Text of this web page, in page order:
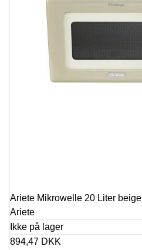
Ariete Mikrowelle 20 Liter beige
Ariete
Ikke på lager
894,47 DKK